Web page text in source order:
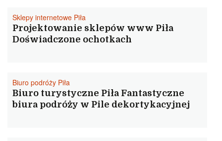
Sklepy internetowe Piła
Projektowanie sklepów www Piła
Doświadczone ochotkach
Biuro podróży Piła
Biuro turystyczne Piła Fantastyczne
biura podróży w Pile dekortykacyjnej